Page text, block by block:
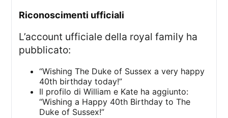
Riconoscimenti ufficiali
L’account ufficiale della royal family ha
pubblicato:
“Wishing The Duke of Sussex a very happy
40th birthday today!”
Il profilo di William e Kate ha aggiunto:
“Wishing a Happy 40th Birthday to The
Duke of Sussex!”